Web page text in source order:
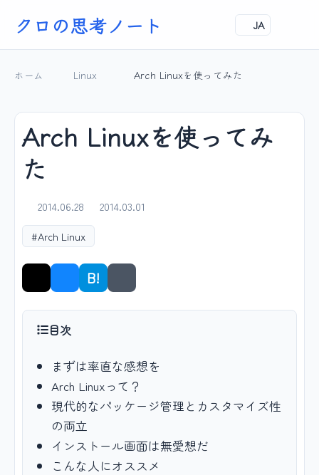
クロの思考ノート JA
ホーム Linux Arch Linuxを使ってみた
Arch Linuxを使ってみ
た
2014.06.28
2014.03.01
#Arch Linux
B! シェア
目次
まずは率直な感想を
Arch Linuxって？
現代的なパッケージ管理とカスタマイズ性
の両立
インストール画面は無愛想だ
こんな人にオススメ